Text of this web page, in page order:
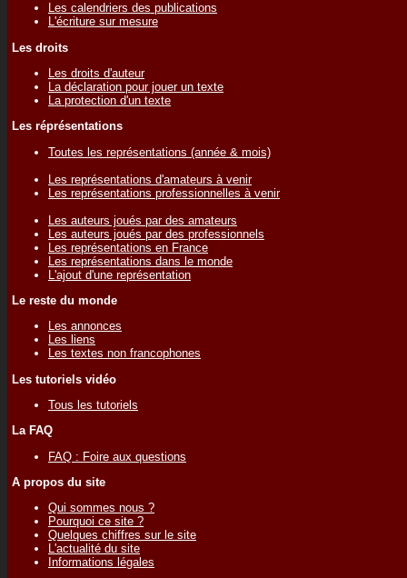
Les calendriers des publications
L'écriture sur mesure
Les droits
Les droits d'auteur
La déclaration pour jouer un texte
La protection d'un texte
Les réprésentations
Toutes les représentations (année & mois)
Les représentations d'amateurs à venir
Les représentations professionnelles à venir
Les auteurs joués par des amateurs
Les auteurs joués par des professionnels
Les représentations en France
Les représentations dans le monde
L'ajout d'une représentation
Le reste du monde
Les annonces
Les liens
Les textes non francophones
Les tutoriels vidéo
Tous les tutoriels
La FAQ
FAQ : Foire aux questions
A propos du site
Qui sommes nous ?
Pourquoi ce site ?
Quelques chiffres sur le site
L'actualité du site
Informations légales